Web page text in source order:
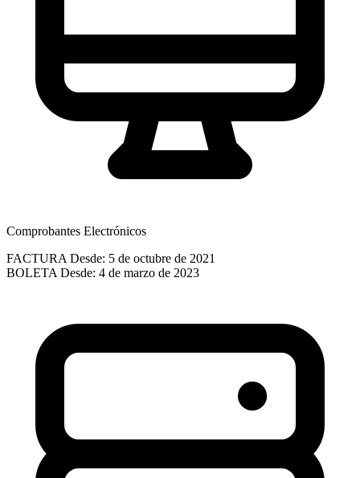
Comprobantes Electrónicos
FACTURA Desde: 5 de octubre de 2021
BOLETA Desde: 4 de marzo de 2023